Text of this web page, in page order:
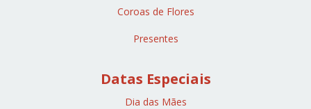
Coroas de Flores
Presentes
Datas Especiais
Dia das Mães